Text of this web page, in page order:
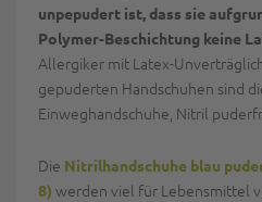
unpepudert ist, dass sie
Polymer-Beschichtung keine
Allergiker mit Latex-
gepuderten Handschuhen sind
Einweghandschuhe, Nitril
Die Nitrilhandschuhe blau
8) werden viel für Lebensmittel